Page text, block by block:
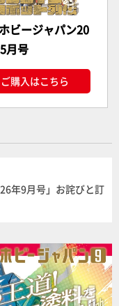
ビージャパン20
月号
ご購入はこちら
年9月号」お詫びと訂